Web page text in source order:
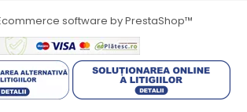
software by PrestaShop™